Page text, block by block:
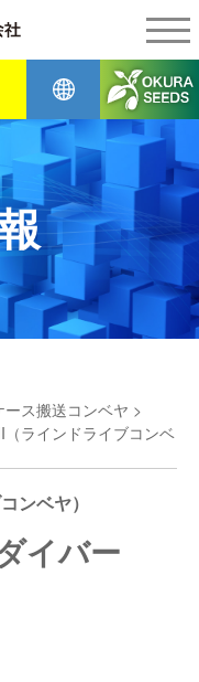
ース搬送コンベヤ >
ラインドライブコンベ
ンベヤ）
イバー